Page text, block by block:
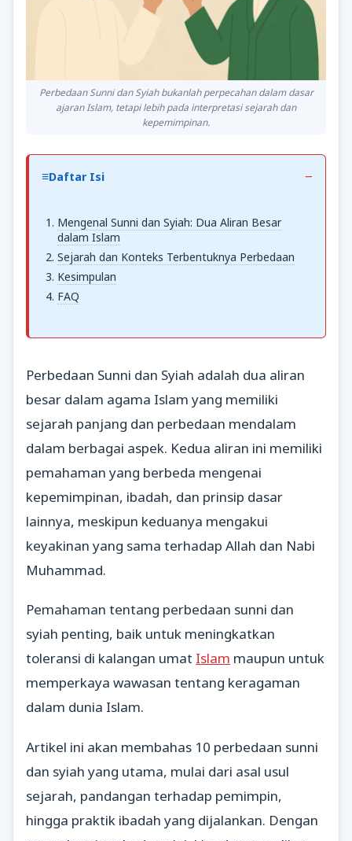
Perbedaan Sunni dan Syiah bukanlah perpecahan dalam dasar
ajaran Islam, tetapi lebih pada interpretasi sejarah dan
kepemimpinan.
Daftar Isi
Mengenal Sunni dan Syiah: Dua Aliran Besar
dalam Islam
Sejarah dan Konteks Terbentuknya Perbedaan
Kesimpulan
FAQ
Perbedaan Sunni dan Syiah adalah dua aliran
besar dalam agama Islam yang memiliki
sejarah panjang dan perbedaan mendalam
dalam berbagai aspek. Kedua aliran ini memiliki
pemahaman yang berbeda mengenai
kepemimpinan, ibadah, dan prinsip dasar
lainnya, meskipun keduanya mengakui
keyakinan yang sama terhadap Allah dan Nabi
Muhammad.
Pemahaman tentang perbedaan sunni dan
syiah penting, baik untuk meningkatkan
toleransi di kalangan umat Islam maupun untuk
memperkaya wawasan tentang keragaman
dalam dunia Islam.
Artikel ini akan membahas 10 perbedaan sunni
dan syiah yang utama, mulai dari asal usul
sejarah, pandangan terhadap pemimpin,
hingga praktik ibadah yang dijalankan. Dengan